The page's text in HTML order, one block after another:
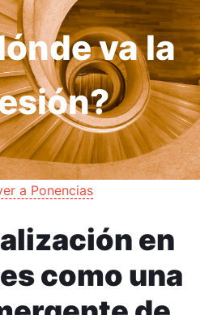
va la
a Ponencias
en
como una